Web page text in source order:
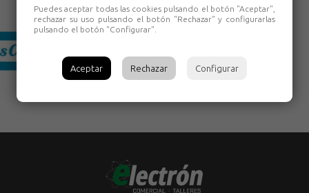
Puedes aceptar todas las cookies pulsando el botón "Aceptar",
rechazar su uso pulsando el botón "Rechazar" y configurarlas
pulsando el botón "Configurar".
Aceptar Rechazar Configurar